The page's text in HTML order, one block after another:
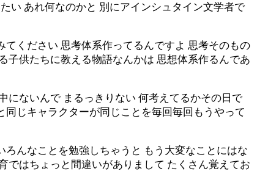
い あれ何なのかと 別にアインシュタイン文学者で
ください 思考体系作ってるんですよ 思考そのもの
子供たちに教える物語なんかは 思想体系作るんであ
にないんで まるっきりない 何考えてるかその日で
じキャラクターが同じことを毎回毎回もうやって
んなことを勉強しちゃうと もう大変なことにはな
ではちょっと間違いがありまして たくさん覚えてお